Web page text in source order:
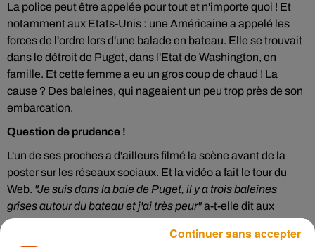
La police peut être appelée pour tout et n'importe quoi ! Et
notamment aux Etats-Unis : une Américaine a appelé les
forces de l'ordre lors d'une balade en bateau. Elle se trouvait
dans le détroit de Puget, dans l'Etat de Washington, en
famille. Et cette femme a eu un gros coup de chaud ! La
cause ? Des baleines, qui nageaient un peu trop près de son
embarcation.
Question de prudence !
L'un de ses proches a d'ailleurs filmé la scène avant de la
poster sur les réseaux sociaux. Et la vidéo a fait le tour du
Web. "Je suis dans la baie de Puget, il y a trois baleines
grises autour du bateau et j'ai très peur"a-t-elle dit aux
policiers. Les internautes ont violemment réagit face à
l'inutilité de cet appel. La navigatrice s'est expliquée sur les
Continuer sans accepter